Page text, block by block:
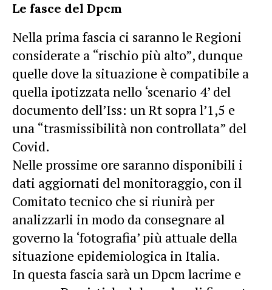
Le fasce del Dpcm
Nella prima fascia ci saranno le Regioni
considerate a “rischio più alto”, dunque
quelle dove la situazione è compatibile a
quella ipotizzata nello ‘scenario 4’ del
documento dell’Iss: un Rt sopra l’1,5 e
una “trasmissibilità non controllata” del
Covid.
Nelle prossime ore saranno disponibili i
dati aggiornati del monitoraggio, con il
Comitato tecnico che si riunirà per
analizzarli in modo da consegnare al
governo la ‘fotografia’ più attuale della
situazione epidemiologica in Italia.
In questa fascia sarà un Dpcm lacrime e